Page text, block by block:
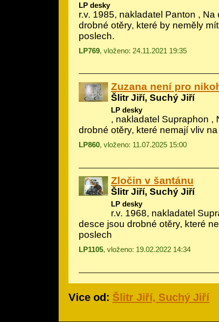
LP desky
r.v. 1985, nakladatel Panton , Na
drobné otěry, které by neměly
poslech.
LP769, vloženo: 24.11.2021 19:35
Zuzana není pro
Šlitr Jiří, Suchý Jiří
LP desky
, nakladatel Supraphon ,
drobné otěry, které nemají vliv
LP860, vloženo: 11.07.2025 15:00
Zločin v šantánu
Šlitr Jiří, Suchý Jiří
LP desky
r.v. 1968, nakladatel
desce jsou drobné otěry, které
poslech
LP1105, vloženo: 19.02.2022 14:34
Vice od: Šlitr Jiří, Suchý Jiří